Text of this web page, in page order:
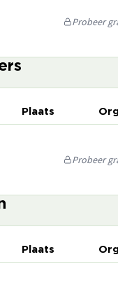
Probeer
Plaats
Probeer
Plaats